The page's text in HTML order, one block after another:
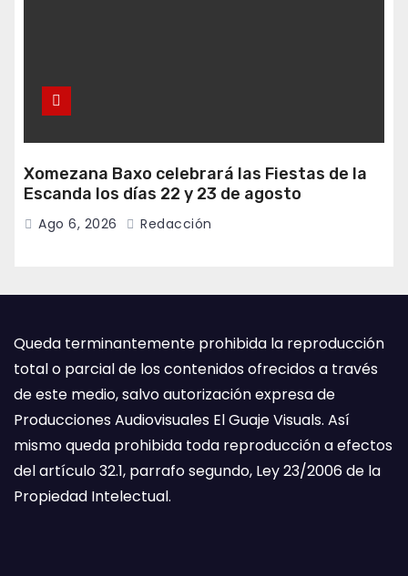
Xomezana Baxo celebrará las Fiestas de la
Escanda los días 22 y 23 de agosto
Ago 6, 2026 Redacción
Queda terminantemente prohibida la reproducción
total o parcial de los contenidos ofrecidos a través
de este medio, salvo autorización expresa de
Producciones Audiovisuales El Guaje Visuals. Así
mismo queda prohibida toda reproducción a efectos
del artículo 32.1, parrafo segundo, Ley 23/2006 de la
Propiedad Intelectual.